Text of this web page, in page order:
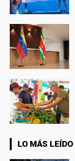
LO MÁS LEÍDO